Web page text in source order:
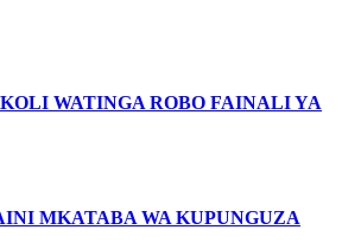
WATINGA ROBO FAINALI YA
MKATABA WA KUPUNGUZA